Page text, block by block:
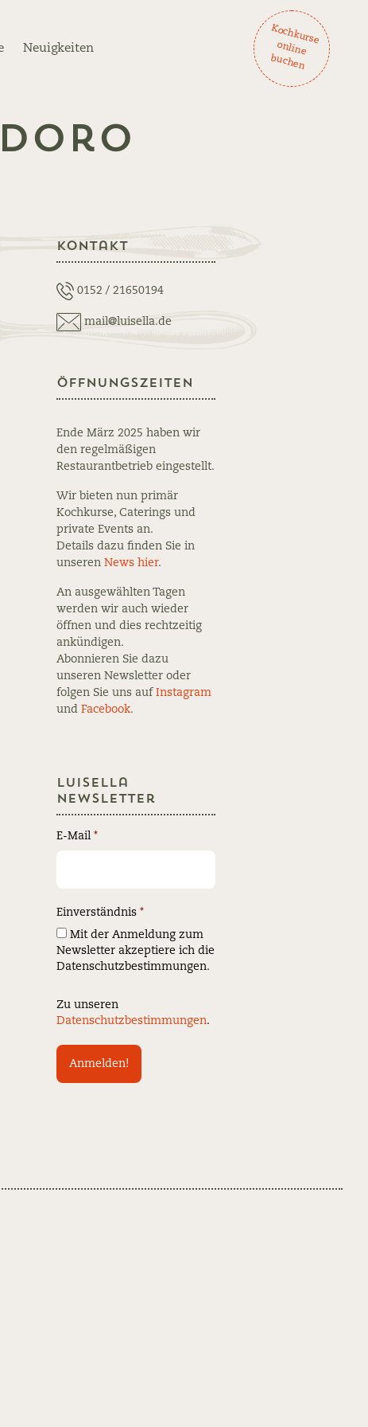
Neuigkeiten
K
och
ku
rse
on
lin
e
bu
ch
en
Kontakt
0152 / 21650194
mail@luisella.de
Öffnungszeiten
Ende März 2025 haben wir
den regelmäßigen
Restaurantbetrieb eingestellt.
Wir bieten nun primär
Kochkurse, Caterings und
private Events an.
Details dazu finden Sie in
unseren News hier.
An ausgewählten Tagen
werden wir auch wieder
öffnen und dies rechtzeitig
ankündigen.
Abonnieren Sie dazu
unseren Newsletter oder
folgen Sie uns auf Instagram
und Facebook.
Luisella
Newsletter
E-Mail *
Einverständnis *
Mit der Anmeldung zum
Newsletter akzeptiere ich die
Datenschutzbestimmungen.
Zu unseren
Datenschutzbestimmungen.